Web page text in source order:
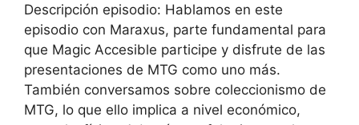
Descripción episodio: Hablamos en este
episodio con Maraxus, parte fundamental para
que Magic Accesible participe y disfrute de las
presentaciones de MTG como uno más.
También conversamos sobre coleccionismo de
MTG, lo que ello implica a nivel económico,